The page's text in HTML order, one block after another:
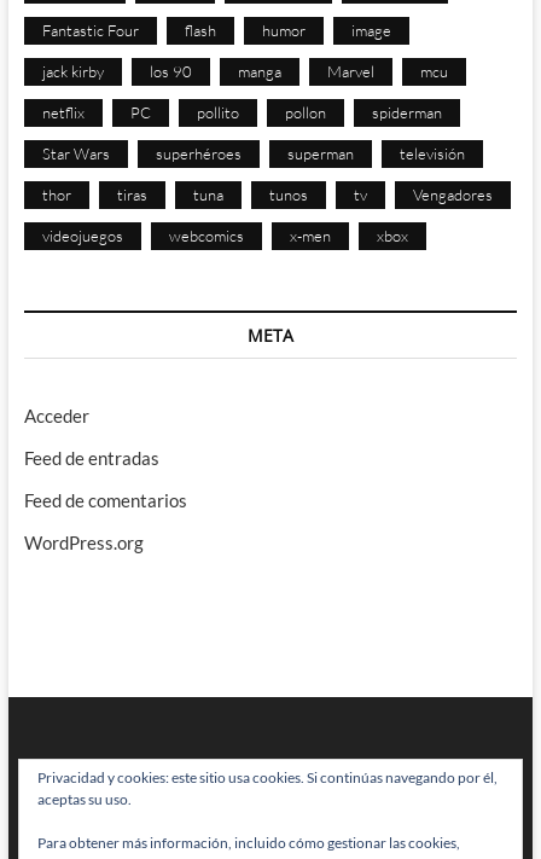
Fantastic Four flash humor image
jack kirby los 90 manga Marvel mcu
netflix PC pollito pollon spiderman
Star Wars superhéroes superman televisión
thor tiras tuna tunos tv Vengadores
videojuegos webcomics x-men xbox
META
Acceder
Feed de entradas
Feed de comentarios
WordPress.org
BRAINSTOMPING| Diseñado por:Theme Freesia|WordPress| © Todos
Privacidad y cookies: este sitio usa cookies. Si continúas navegando por él,
aceptas su uso.
Para obtener más información, incluido cómo gestionar las cookies,